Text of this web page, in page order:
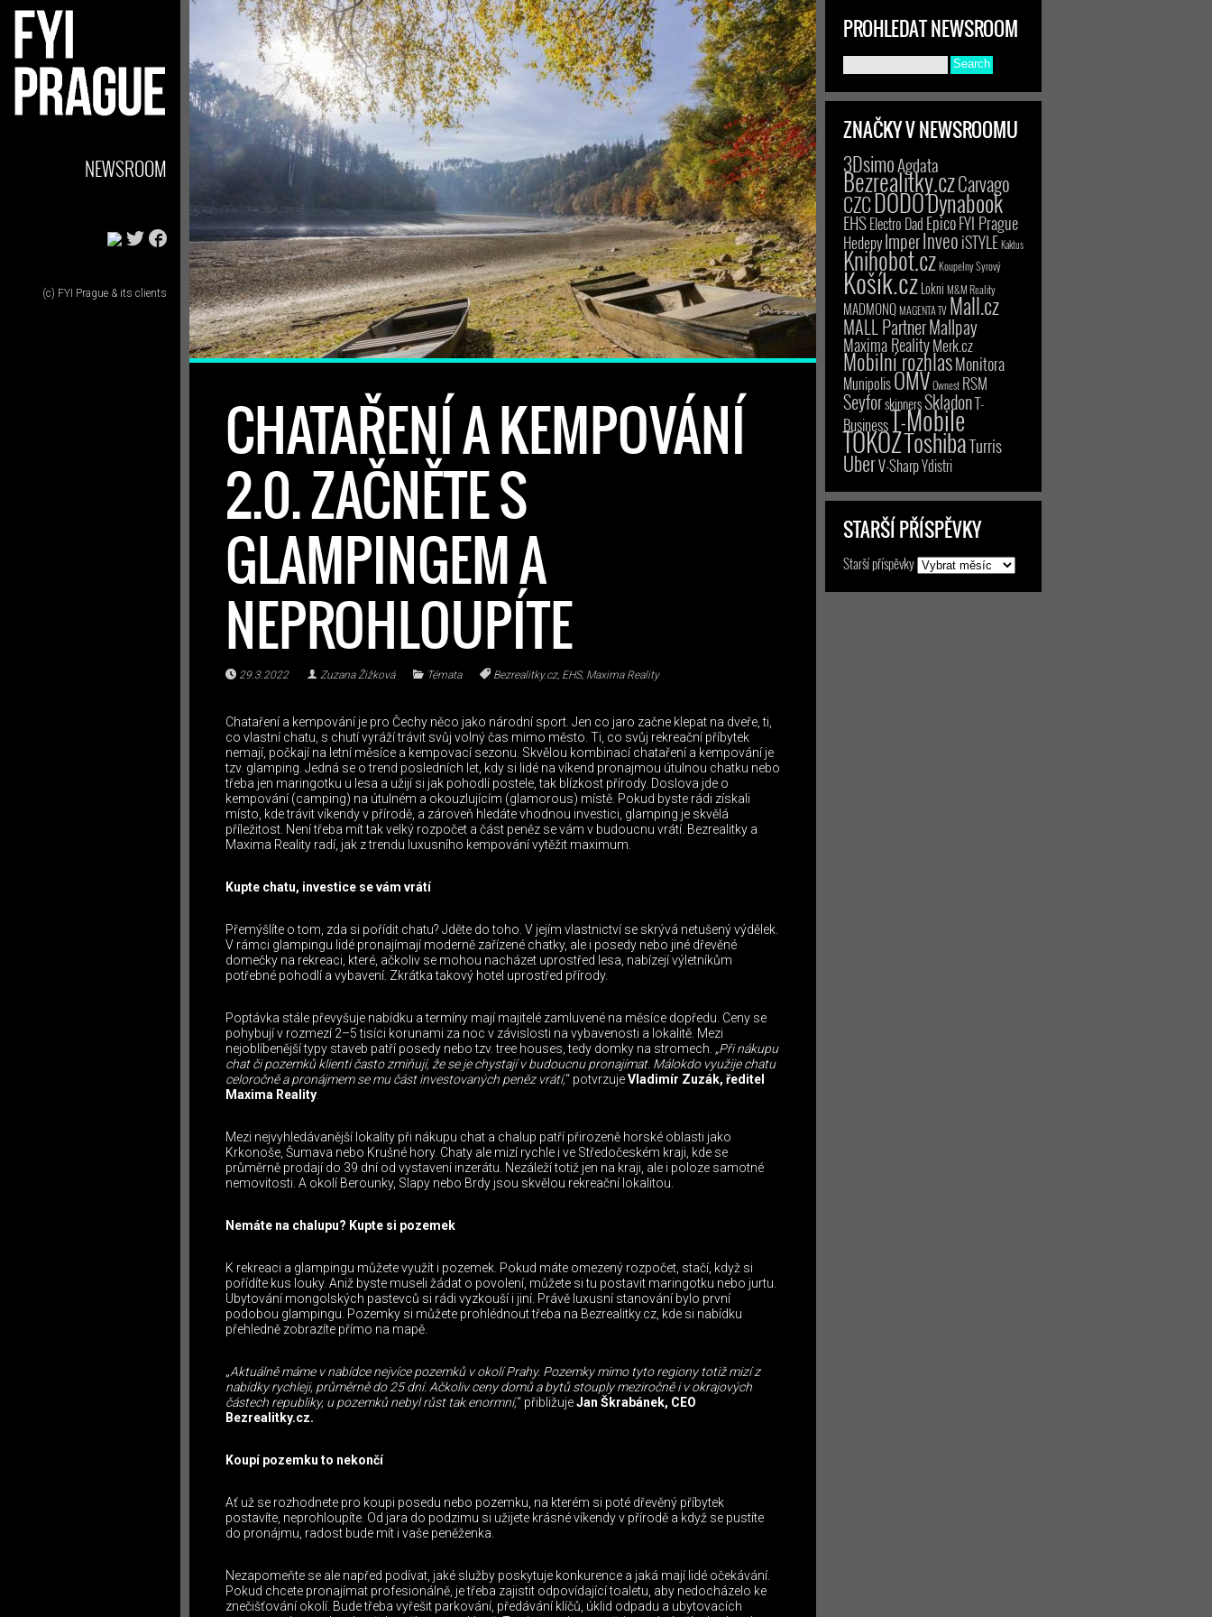
NEWSROOM
(c) FYI Prague & its clients
CHATAŘENÍ A KEMPOVÁNÍ
2.0. ZAČNĚTE S
GLAMPINGEM A
NEPROHLOUPÍTE
29.3.2022 Zuzana Žižková Témata Bezrealitky.cz, EHS, Maxima Reality
Chataření a kempování je pro Čechy něco jako národní sport. Jen co jaro začne klepat na dveře, ti,
co vlastní chatu, s chutí vyráží trávit svůj volný čas mimo město. Ti, co svůj rekreační příbytek
nemají, počkají na letní měsíce a kempovací sezonu. Skvělou kombinací chataření a kempování je
tzv. glamping. Jedná se o trend posledních let, kdy si lidé na víkend pronajmou útulnou chatku nebo
třeba jen maringotku u lesa a užijí si jak pohodlí postele, tak blízkost přírody. Doslova jde o
kempování (camping) na útulném a okouzlujícím (glamorous) místě. Pokud byste rádi získali
místo, kde trávit víkendy v přírodě, a zároveň hledáte vhodnou investici, glamping je skvělá
příležitost. Není třeba mít tak velký rozpočet a část peněz se vám v budoucnu vrátí. Bezrealitky a
Maxima Reality radí, jak z trendu luxusního kempování vytěžit maximum.
Kupte chatu, investice se vám vrátí
Přemýšlíte o tom, zda si pořídit chatu? Jděte do toho. V jejím vlastnictví se skrývá netušený výdělek.
V rámci glampingu lidé pronajímají moderně zařízené chatky, ale i posedy nebo jiné dřevěné
domečky na rekreaci, které, ačkoliv se mohou nacházet uprostřed lesa, nabízejí výletníkům
potřebné pohodlí a vybavení. Zkrátka takový hotel uprostřed přírody.
Poptávka stále převyšuje nabídku a termíny mají majitelé zamluvené na měsíce dopředu. Ceny se
pohybují v rozmezí 2–5 tisíci korunami za noc v závislosti na vybavenosti a lokalitě. Mezi
nejoblíbenější typy staveb patří posedy nebo tzv. tree houses, tedy domky na stromech. „Při nákupu
chat či pozemků klienti často zmiňují, že se je chystají v budoucnu pronajímat. Málokdo využije chatu
celoročně a pronájmem se mu část investovaných peněz vrátí,“ potvrzujeVladimír Zuzák, ředitel
Maxima Reality
Mezi nejvyhledávanější lokality při nákupu chat a chalup patří přirozeně horské oblasti jako
Krkonoše, Šumava nebo Krušné hory. Chaty ale mizí rychle i ve Středočeském kraji, kde se
průměrně prodají do 39 dní od vystavení inzerátu. Nezáleží totiž jen na kraji, ale i poloze samotné
nemovitosti. A okolí Berounky, Slapy nebo Brdy jsou skvělou rekreační lokalitou.
Nemáte na chalupu? Kupte si pozemek
K rekreaci a glampingu můžete využít i pozemek. Pokud máte omezený rozpočet, stačí, když si
pořídíte kus louky. Aniž byste museli žádat o povolení, můžete si tu postavit maringotku nebo jurtu.
Ubytování mongolských pastevců si rádi vyzkouší i jiní. Právě luxusní stanování bylo první
podobou glampingu. Pozemky si můžete prohlédnout třeba na Bezrealitky.cz, kde si nabídku
přehledně zobrazíte přímo na mapě.
„Aktuálně máme v nabídce nejvíce pozemků v okolí Prahy. Pozemky mimo tyto regiony totiž mizí z
nabídky rychleji, průměrně do 25 dní. Ačkoliv ceny domů a bytů stouply meziročně i v okrajových
částech republiky, u pozemků nebyl růst tak enormní,“ přibližujeJan Škrabánek, CEO
Bezrealitky.cz.
Koupí pozemku to nekončí
Ať už se rozhodnete pro koupi posedu nebo pozemku, na kterém si poté dřevěný příbytek
postavíte, neprohloupíte. Od jara do podzimu si užijete krásné víkendy v přírodě a když se pustíte
do pronájmu, radost bude mít i vaše peněženka.
Nezapomeňte se ale napřed podívat, jaké služby poskytuje konkurence a jaká mají lidé očekávání.
Pokud chcete pronajímat profesionálně, je třeba zajistit odpovídající toaletu, aby nedocházelo ke
znečišťování okolí. Bude třeba vyřešit parkování, předávání klíčů, úklid odpadu a ubytovacích
PROHLEDAT NEWSROOM
ZNAČKY V NEWSROOMU
3DsimoAgdata
Bezrealitky.czCarvago
CZCDODODynabook
EHSElectro Dad EpicoFYI Prague
HedepyImperInveoiSTYLEKaktus
Knihobot.czKoupelny Syrový
Košík.czLokni M&M Reality
MADMONQMAGENTA TV Mall.cz
MALL PartnerMallpay
Maxima RealityMerk.cz
Mobilní rozhlasMonitora
MunipolisOMVOwnest RSM
SeyforskinnersSkladonT-
BusinessT-Mobile
TOKOZToshibaTurris
UberV-SharpYdistri
STARŠÍ PŘÍSPĚVKY
Starší příspěvky